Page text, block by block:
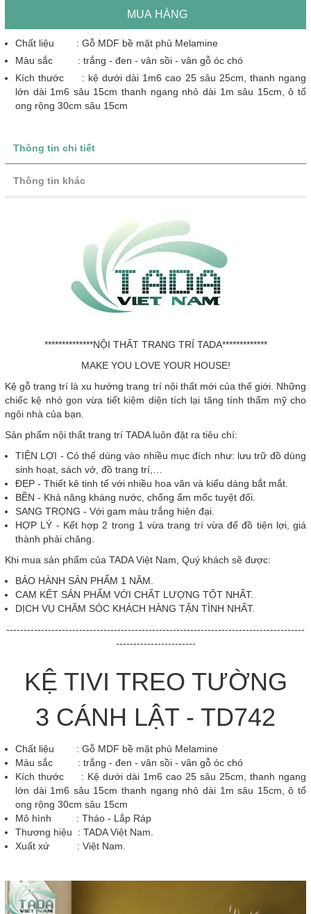
MUA HÀNG
Chất liệu : Gỗ MDF bề mặt phủ Melamine
Màu sắc : trắng - đen - vân sồi - vân gỗ óc chó
Kích thước : kệ dưới dài 1m6 cao 25 sâu 25cm, thanh ngang
lớn dài 1m6 sâu 15cm thanh ngang nhỏ dài 1m sâu 15cm, ô tổ
ong rộng 30cm sâu 15cm
Thông tin chi tiết
Thông tin khác
**************NỘI THẤT TRANG TRÍ TADA*************
MAKE YOU LOVE YOUR HOUSE!
Kệ gỗ trang trí là xu hướng trang trí nội thất mới của thế giới. Những
chiếc kệ nhỏ gọn vừa tiết kiệm diện tích lại tăng tính thẩm mỹ cho
ngôi nhà của bạn.
Sản phẩm nội thất trang trí TADA luôn đặt ra tiêu chí:
TIỆN LỢI - Có thể dùng vào nhiều mục đích như: lưu trữ đồ dùng
sinh hoạt, sách vở, đồ trang trí,…
ĐẸP - Thiết kê tinh tế với nhiều hoa văn và kiểu dáng bắt mắt.
BỀN - Khả năng kháng nước, chống ẩm mốc tuyệt đối.
SANG TRỌNG - Với gam màu trắng hiện đại.
HỢP LÝ - Kết hợp 2 trong 1 vừa trang trí vừa để đồ tiện lợi, giá
thành phải chăng.
Khi mua sản phẩm của TADA Việt Nam, Quý khách sẽ được:
BẢO HÀNH SẢN PHẨM 1 NĂM.
CAM KẾT SẢN PHẨM VỚI CHẤT LƯỢNG TỐT NHẤT.
DỊCH VỤ CHĂM SÓC KHÁCH HÀNG TẬN TÌNH NHẤT.
--------------------------------------------------------------------------------------
-----------------------
KỆ TIVI TREO TƯỜNG
3 CÁNH LẬT - TD742
Chất liệu : Gỗ MDF bề mặt phủ Melamine
Màu sắc : trắng - đen - vân sồi - vân gỗ óc chó
Kích thước : Kệ dưới dài 1m6 cao 25 sâu 25cm, thanh ngang
lớn dài 1m6 sâu 15cm thanh ngang nhỏ dài 1m sâu 15cm, ô tổ
ong rộng 30cm sâu 15cm
Mô hình : Tháo - Lắp Ráp
Thương hiệu : TADA Việt Nam.
Xuất xứ : Việt Nam.